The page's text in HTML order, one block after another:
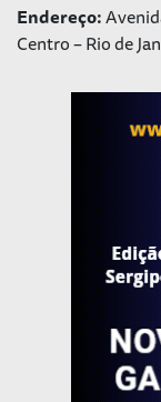
Endereço:
Centro – Rio de